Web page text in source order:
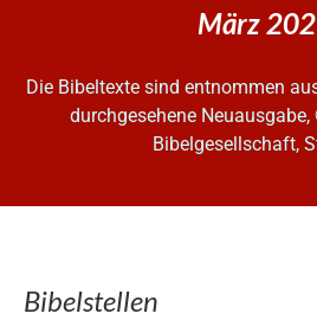
März
Die Bibeltexte sind entnommen
durchgesehene
Bibelgesellschaft,
Bibelstellen